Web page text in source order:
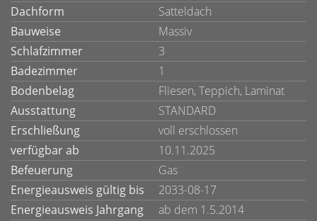
Dachform
Satteldach
Bauweise
Massiv
Schlafzimmer
3
Badezimmer
1
Bodenbelag
Fliesen, Teppich, Laminat
Ausstattung
STANDARD
Erschließung
voll erschlossen
verfügbar ab
10.11.2025
Befeuerung
Gas
Energieausweis gültig bis
2033-08-17
Energieausweis Jahrgang
ab dem 1.5.2014